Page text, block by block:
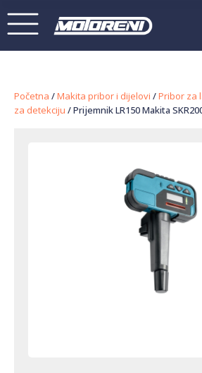
Početna /Makita pribor i dijelovi /Pribor za
za detekciju / Prijemnik LR150 Makita